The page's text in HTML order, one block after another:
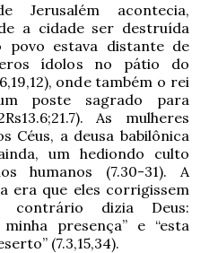
Jerusalém acontecia,
a cidade ser destruída
povo estava distante de
ídolos no pátio do
onde também o rei
poste sagrado para
As mulheres
Céus, a deusa babilônica
um hediondo culto
humanos (7.30-31). A
era que eles corrigissem
contrário dizia Deus:
presença” e “esta
(7.3,15,34).